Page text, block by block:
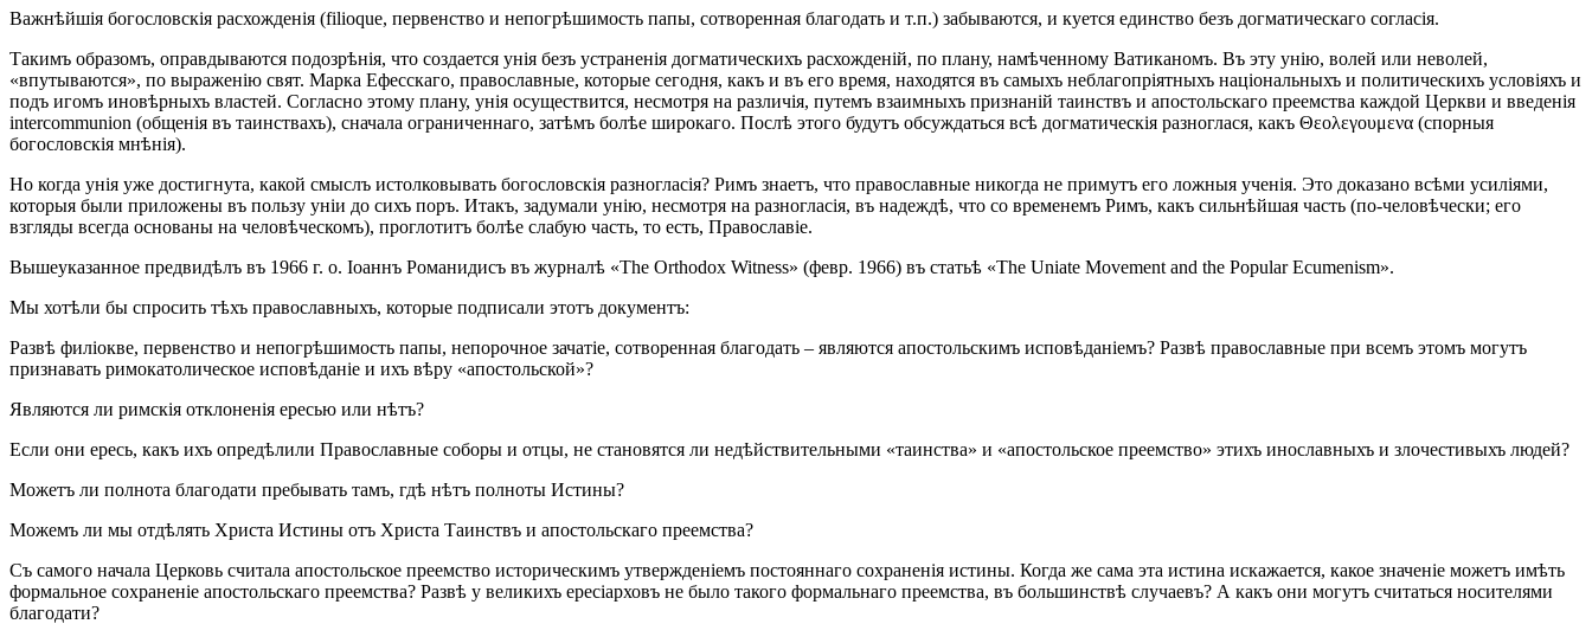
Важнѣйшія богословскія расхожденія (filioque, первенство и непогрѣшимость папы, сотворенная благодать и т.п.) забываются, и куется единство безъ догматическаго согласія.
Такимъ образомъ, оправдываются подозрѣнія, что создается унія безъ устраненія догматическихъ расхожденій, по плану, намѣченному Ватиканомъ. Въ эту унію, волей или неволей,
«впутываются», по выраженію свят. Марка Ефесскаго, православные, которые сегодня, какъ и въ его время, находятся въ самыхъ неблагопріятныхъ національныхъ и политическихъ условіяхъ и
подъ игомъ иновѣрныхъ властей. Согласно этому плану, унія осуществится, несмотря на различія, путемъ взаимныхъ признаній таинствъ и апостольскаго преемства каждой Церкви и введенія
intercommunion (общенія въ таинствахъ), сначала ограниченнаго, затѣмъ болѣе широкаго. Послѣ этого будутъ обсуждаться всѣ догматическія разноглася, какъ Θεολεγουμενα (спорныя
богословскія мнѣнія).
Но когда унія уже достигнута, какой смыслъ истолковывать богословскія разногласія? Римъ знаетъ, что православные никогда не примутъ его ложныя ученія. Это доказано всѣми усиліями,
которыя были приложены въ пользу уніи до сихъ поръ. Итакъ, задумали унію, несмотря на разногласія, въ надеждѣ, что со временемъ Римъ, какъ сильнѣйшая часть (по-человѣчески; его
взгляды всегда основаны на человѣческомъ), проглотитъ болѣе слабую часть, то есть, Православіе.
Вышеуказанное предвидѣлъ въ 1966 г. о. Іоаннъ Романидисъ въ журналѣ «The Orthodox Witness» (февр. 1966) въ статьѣ «The Uniate Movement and the Popular Ecumenism».
Мы хотѣли бы спросить тѣхъ православныхъ, которые подписали этотъ документъ:
Развѣ филіокве, первенство и непогрѣшимость папы, непорочное зачатіе, сотворенная благодать – являются апостольскимъ исповѣданіемъ? Развѣ православные при всемъ этомъ могутъ
признавать римокатолическое исповѣданіе и ихъ вѣру «апостольской»?
Являются ли римскія отклоненія ересью или нѣтъ?
Если они ересь, какъ ихъ опредѣлили Православные соборы и отцы, не становятся ли недѣйствительными «таинства» и «апостольское преемство» этихъ инославныхъ и злочестивыхъ людей?
Можетъ ли полнота благодати пребывать тамъ, гдѣ нѣтъ полноты Истины?
Можемъ ли мы отдѣлять Христа Истины отъ Христа Таинствъ и апостольскаго преемства?
Съ самого начала Церковь считала апостольское преемство историческимъ утвержденіемъ постояннаго сохраненія истины. Когда же сама эта истина искажается, какое значеніе можетъ имѣть
формальное сохраненіе апостольскаго преемства? Развѣ у великихъ ересіарховъ не было такого формальнаго преемства, въ большинствѣ случаевъ? А какъ они могутъ считаться носителями
благодати?